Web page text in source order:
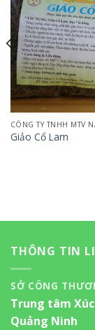
Giảo Cổ Lam
THÔNG TIN
SỞ CÔNG
Trung tâm
Quảng Ninh